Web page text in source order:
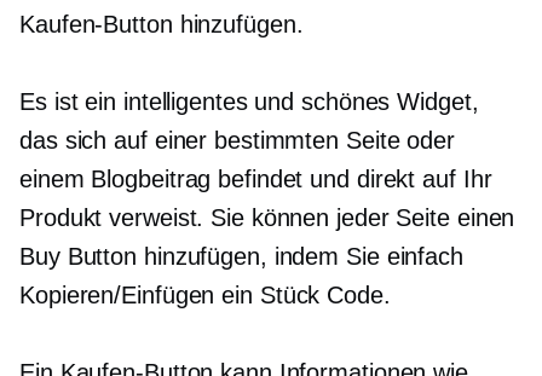
Kaufen-Button hinzufügen.
Es ist ein intelligentes und schönes Widget,
das sich auf einer bestimmten Seite oder
einem Blogbeitrag befindet und direkt auf Ihr
Produkt verweist. Sie können jeder Seite einen
Buy Button hinzufügen, indem Sie einfach
Kopieren/Einfügen ein Stück Code.